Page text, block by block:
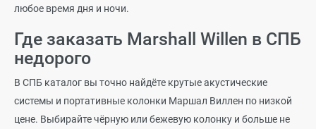
любое время дня и ночи.
Где заказать Marshall Willen в СПБ
недорого
В СПБ каталог вы точно найдёте крутые акустические
системы и портативные колонки Маршал Виллен по низкой
цене. Выбирайте чёрную или бежевую колонку и больше не